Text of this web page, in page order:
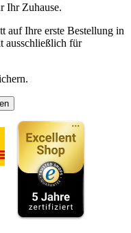
Ihr Zuhause.
auf Ihre erste Bestellung in
ausschließlich für